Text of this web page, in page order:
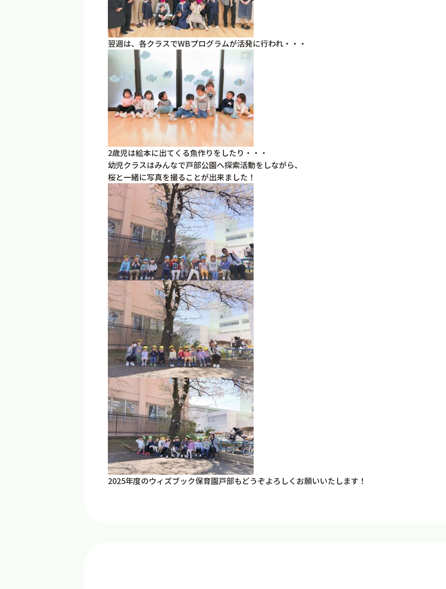
翌週は、各クラスでWBプログラムが活発に行われ・・・
2歳児は絵本に出てくる魚作りをしたり・・・
幼児クラスはみんなで戸部公園へ探索活動をしながら、
桜と一緒に写真を撮ることが出来ました！
2025年度のウィズブック保育園戸部もどうぞよろしくお願いいたします！